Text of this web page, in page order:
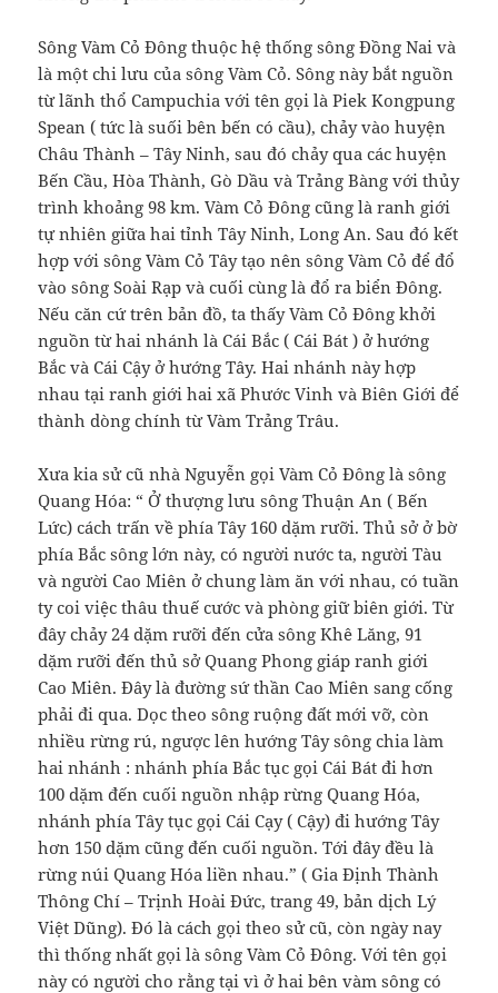
Sông Vàm Cỏ Đông thuộc hệ thống sông Đồng Nai và
là một chi lưu của sông Vàm Cỏ. Sông này bắt nguồn
từ lãnh thổ Campuchia với tên gọi là Piek Kongpung
Spean ( tức là suối bên bến có cầu), chảy vào huyện
Châu Thành – Tây Ninh, sau đó chảy qua các huyện
Bến Cầu, Hòa Thành, Gò Dầu và Trảng Bàng với thủy
trình khoảng 98 km. Vàm Cỏ Đông cũng là ranh giới
tự nhiên giữa hai tỉnh Tây Ninh, Long An. Sau đó kết
hợp với sông Vàm Cỏ Tây tạo nên sông Vàm Cỏ để đổ
vào sông Soài Rạp và cuối cùng là đổ ra biển Đông.
Nếu căn cứ trên bản đồ, ta thấy Vàm Cỏ Đông khởi
nguồn từ hai nhánh là Cái Bắc ( Cái Bát ) ở hướng
Bắc và Cái Cậy ở hướng Tây. Hai nhánh này hợp
nhau tại ranh giới hai xã Phước Vinh và Biên Giới để
thành dòng chính từ Vàm Trảng Trâu.
Xưa kia sử cũ nhà Nguyễn gọi Vàm Cỏ Đông là sông
Quang Hóa: “ Ở thượng lưu sông Thuận An ( Bến
Lức) cách trấn về phía Tây 160 dặm rưỡi. Thủ sở ở bờ
phía Bắc sông lớn này, có người nước ta, người Tàu
và người Cao Miên ở chung làm ăn với nhau, có tuần
ty coi việc thâu thuế cước và phòng giữ biên giới. Từ
đây chảy 24 dặm rưỡi đến cửa sông Khê Lăng, 91
dặm rưỡi đến thủ sở Quang Phong giáp ranh giới
Cao Miên. Đây là đường sứ thần Cao Miên sang cống
phải đi qua. Dọc theo sông ruộng đất mới vỡ, còn
nhiều rừng rú, ngược lên hướng Tây sông chia làm
hai nhánh : nhánh phía Bắc tục gọi Cái Bát đi hơn
100 dặm đến cuối nguồn nhập rừng Quang Hóa,
nhánh phía Tây tục gọi Cái Cạy ( Cậy) đi hướng Tây
hơn 150 dặm cũng đến cuối nguồn. Tới đây đều là
rừng núi Quang Hóa liền nhau.” ( Gia Định Thành
Thông Chí – Trịnh Hoài Đức, trang 49, bản dịch Lý
Việt Dũng). Đó là cách gọi theo sử cũ, còn ngày nay
thì thống nhất gọi là sông Vàm Cỏ Đông. Với tên gọi
này có người cho rằng tại vì ở hai bên vàm sông có